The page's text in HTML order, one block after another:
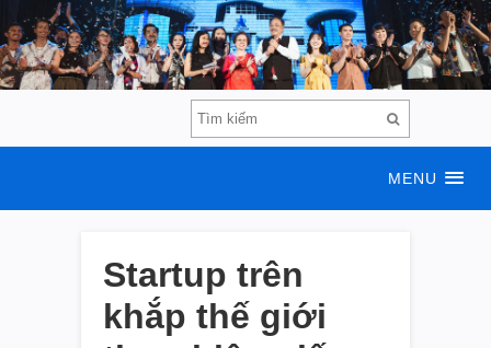
MENU
Startup trên
khắp thế giới